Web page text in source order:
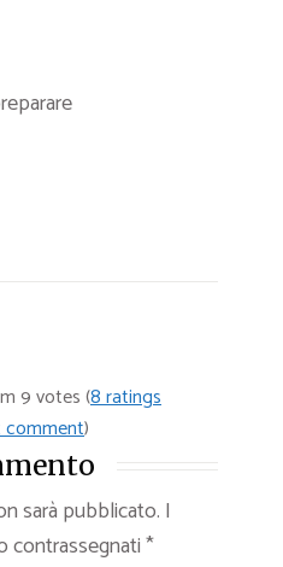
9 votes (8 ratings
)
sarà pubblicato. I
contrassegnati*